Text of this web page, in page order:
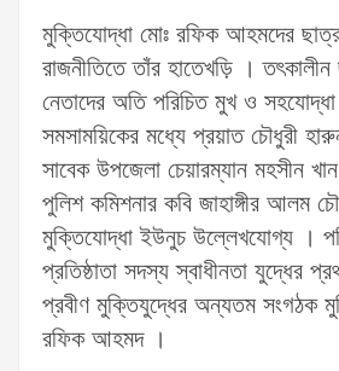
মুক্তিযোদ্ধা মোঃ রফিক আহমদের
রাজনীতিতে তাঁর হাতেখড়ি ।
নেতাদের অতি পরিচিত মুখ ও
সমসাময়িকের মধ্যে প্রয়াত চৌধুরী
সাবেক উপজেলা চেয়ারম্যান মহসীন
পুলিশ কমিশনার কবি জাহাঙ্গীর আলম
মুক্তিযোদ্ধা ইউনুচ উল্লেখযোগ্য ।
প্রতিষ্ঠাতা সদস্য স্বাধীনতা যুদ্ধের
প্রবীণ মুক্তিযুদ্ধের অন্যতম সংগঠক
রফিক আহমদ ।